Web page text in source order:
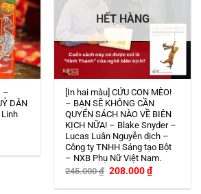
–
DÂN
HẾT HÀNG
[In hai màu] CỨU CON MÈO!
– BẠN SẼ KHÔNG CẦN
QUYỂN SÁCH NÀO VỀ BIÊN
KỊCH NỮA! – Blake Snyder –
Lucas Luân Nguyễn dịch –
Công ty TNHH Sáng tạo Bột
– NXB Phụ Nữ Việt Nam.
245.000₫ Giá
là:
208.000₫Giá
hiện
tại